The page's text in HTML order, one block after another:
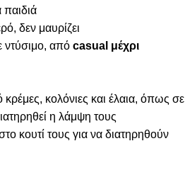
παιδιά
δεν μαυρίζει
ντύσιμο, από casual μέχρι
κολόνιες και έλαια, όπως σε
η λάμψη τους
κουτί τους για να διατηρηθούν